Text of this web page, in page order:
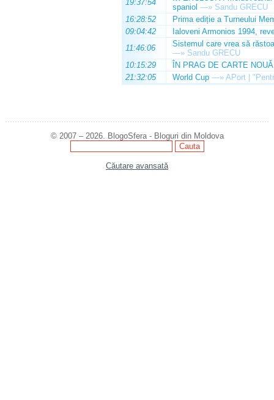
19:37:54
spaniol —» Sandu GRECU
16:28:52
Prima ediție a Turneului
09:04:42
Ialoveni Armonios 1994,
11:46:06
Sistemul care vrea să
—» Sandu GRECU
10:15:29
ÎN PRAG DE CARTE NOUĂ
21:32:05
World Cup —» APort |
© 2007 – 2026. BlogoSfera - Bloguri din Moldova
Căutare avansată